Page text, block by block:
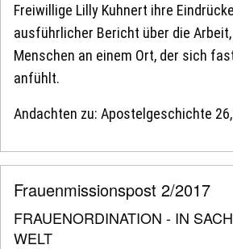
Freiwillige Lilly Kuhnert ihre
ausführlicher Bericht über die
Menschen an einem Ort, der sich
anfühlt.
Andachten zu: Apostelgeschichte
Frauenmissionspost 2/2017
FRAUENORDINATION - IN
WELT